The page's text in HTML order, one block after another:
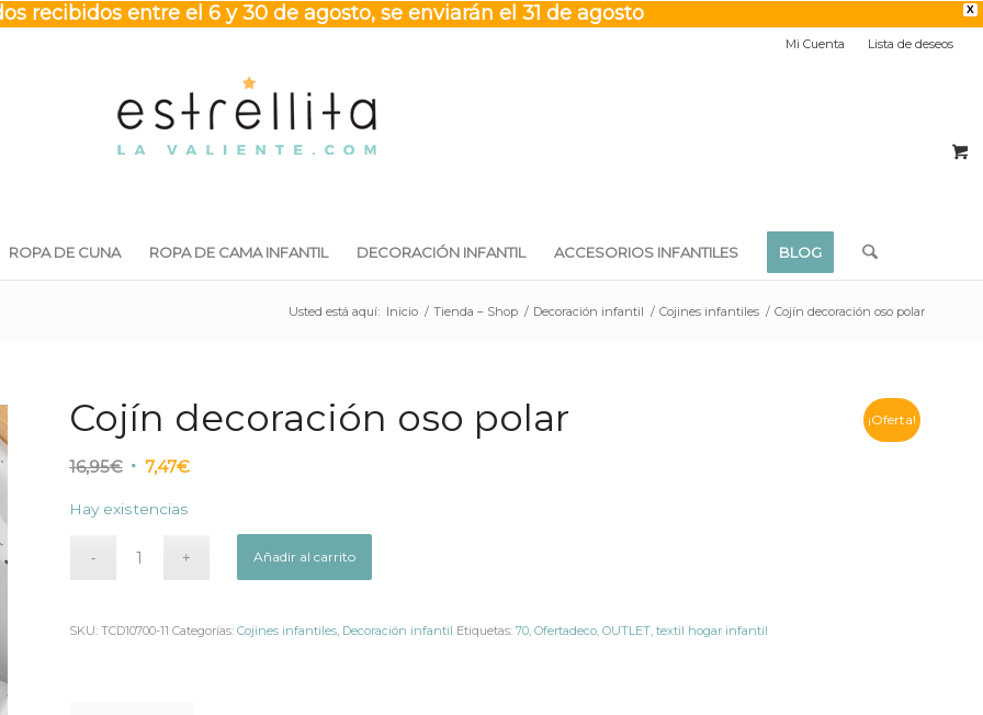
X
recibidos entre el 6 y 30 de agosto, se enviarán el 31 de agosto
Mi Cuenta Lista de deseos
ROPA DE CUNA ROPA DE CAMA INFANTIL DECORACIÓN INFANTIL ACCESORIOS INFANTILES BLOG
Usted está aquí: Inicio / Tienda – Shop / Decoración infantil / Cojines infantiles / Cojín decoración oso polar
¡Oferta!
Cojín decoración oso polar
16,95€ El
original
16,95€.
7,47€El
Hay existencias
Añadir al carrito
SKU: TCD10700-11 Categorías: Cojines infantiles, Decoración infantil Etiquetas: 70, Ofertadeco, OUTLET, textil hogar infantil